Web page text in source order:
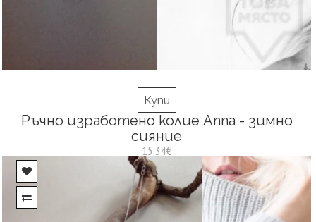
Купи
Ръчно изработено колие Anna - зимно
сияние
15.34€